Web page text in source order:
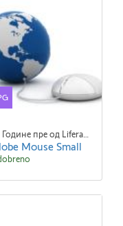
14 Године пре од Liferay Admin Liferay Admin
Mouse Small